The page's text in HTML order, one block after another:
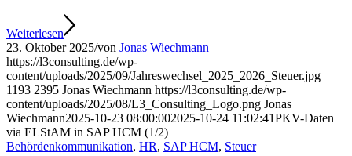
Weiterlesen
23. Oktober 2025/von Jonas Wiechmann
https://l3consulting.de/wp-
content/uploads/2025/09/Jahreswechsel_2025_2026_Steuer.jpg
1193 2395 Jonas Wiechmann https://l3consulting.de/wp-
content/uploads/2025/08/L3_Consulting_Logo.png Jonas
Wiechmann2025-10-23 08:00:002025-10-24 11:02:41PKV-Daten
via ELStAM in SAP HCM (1/2)
Behördenkommunikation, HR, SAP HCM, Steuer